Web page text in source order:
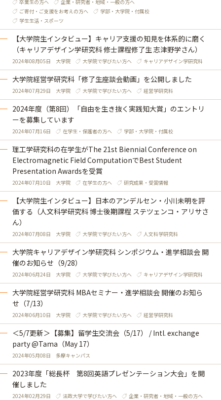
卒業生の方へ
企業・研究者・地域・一般の方へ
ご寄付・ご支援をお考えの方へ
学部・大学院・付属校
学生生活・スポーツ
【大学院生インタビュー】キャリア支援の知見を体系的に磨く
（キャリアデザイン学研究科 修士課程修了生 志津野学さん）
2024年08月05日 大学院 大学院で学びたい方へ キャリアデザイン学研究科
大学院経営学研究科「修了生座談会動画」を公開しました
2024年07月29日 大学院 大学院で学びたい方へ 経営学研究科
2024年度（第8回）「自由を生き抜く実践知大賞」のエントリ
ーを募集しています
2024年07月16日 在学生・保護者の方へ 学部・大学院・付属校
理工学研究科の在学生がThe 21st Biennial Conference on
Electromagnetic Field ComputationでBest Student
Presentation Awardsを受賞
2024年07月10日 大学院 在学生の方へ 研究成果・受賞情報
【大学院生インタビュー】日本のアンデルセン・小川未明を評
価する（人文科学研究科 博士後期課程 ステツェンコ・アリサさ
ん）
2024年07月08日 大学院 大学院で学びたい方へ 人文科学研究科
大学院キャリアデザイン学研究科 シンポジウム・進学相談会 開
催のお知らせ（9/28）
2024年06月24日 大学院 大学院で学びたい方へ キャリアデザイン学研究科
大学院経営学研究科 MBAセミナー・進学相談会 開催のお知ら
せ（7/13）
2024年06月10日 大学院 大学院で学びたい方へ 経営学研究科
＜5/7更新＞【募集】留学生交流会（5/17） / Intl. exchange
party @Tama（May 17）
2024年05月08日 多摩キャンパス
2023年度「総長杯 第8回英語プレゼンテーション大会」を開
催しました
2024年02月29日 法政大学で学びたい方へ
企業・研究者・地域・一般の方へ